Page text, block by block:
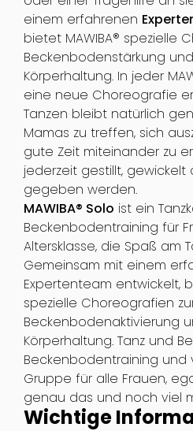
einem erfahrenen
bietet MAWIBA® spezielle
Beckenbodenstärkung
Körperhaltung. In jeder
eine neue Choreografie
Tanzen bleibt natürlich
Mamas zu treffen, sich
gute Zeit miteinander zu
jederzeit gestillt,
gegeben werden.
MAWIBA® Solo ist ein
Beckenbodentraining für
Altersklasse, die Spaß am
Gemeinsam mit einem
Expertenteam entwickelt,
spezielle Choreografien
Beckenbodenaktivierung
Körperhaltung. Tanz und
Beckenbodentraining und
Gruppe für alle Frauen,
genau das und noch viel
Wichtige